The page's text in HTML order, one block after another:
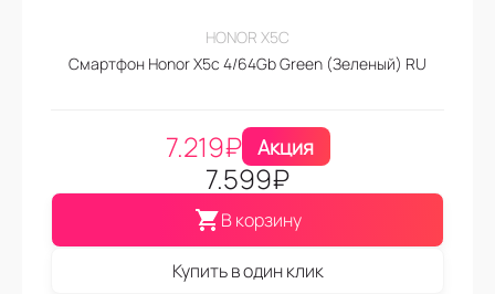
HONOR X5C
Смартфон Honor X5c 4/64Gb Green (Зеленый) RU
7.219₽ Акция
7.599₽
В корзину
Купить в один клик